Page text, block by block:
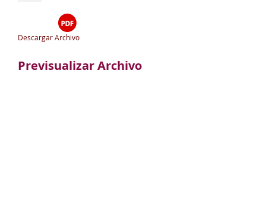
Descargar Archivo
Previsualizar Archivo